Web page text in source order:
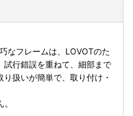
なフレームは、LOVOTのた
試行錯誤を重ねて、細部まで
扱いが簡単で、取り付け・